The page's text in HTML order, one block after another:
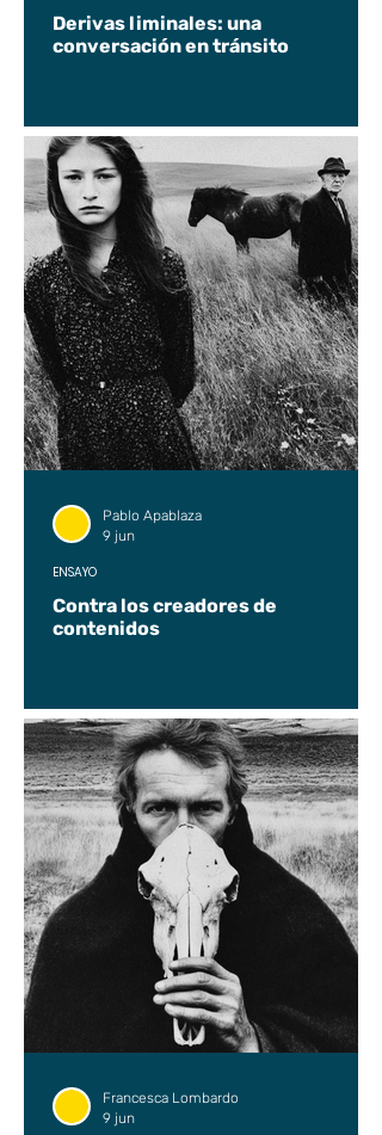
Derivas liminales: una
conversación en tránsito
Contra los creadores de
contenidos
ENSAYO
Pablo Apablaza
9 jun
Francesca Lombardo
9 jun